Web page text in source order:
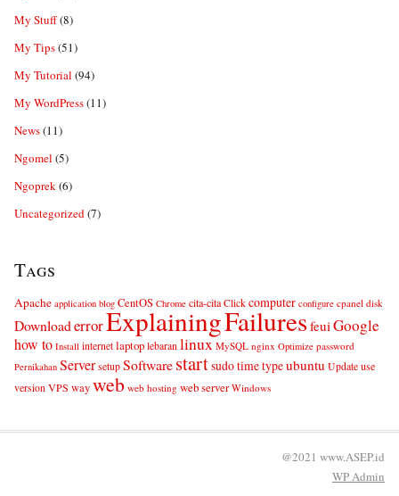
My Stuff(8)
My Tips(51)
My Tutorial (94)
My WordPress(11)
News(11)
Ngomel (5)
Ngoprek(6)
Uncategorized(7)
Tags
Apache application blog CentOS Chrome cita-cita Click computer configure cpanel disk
DownloaderrorExplainingFailuresfeuiGoogle
how to Install internet laptop lebaran linux MySQL nginx Optimize password
Pernikahan Server setup Softwarestartsudotimetypeubuntu Update use
version VPS wayweb web hosting web server Windows
@2021 www.ASEP.id
WPAdmin